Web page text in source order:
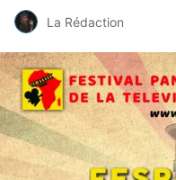
La Rédaction